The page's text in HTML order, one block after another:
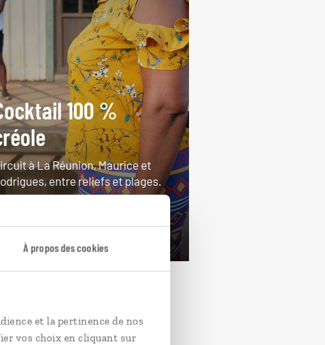
À propos des cookies
et la pertinence de nos
vos choix en cliquant sur
100 %
à La Réunion, Maurice et
entre reliefs et plages.
de 2950€